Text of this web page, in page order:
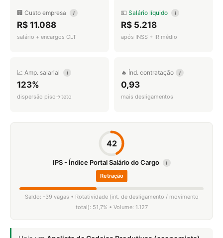
🏢 Custo empresa i
R$ 11.088
salário + encargos CLT
💵 Salário líquido i
R$ 5.218
após INSS + IR médio
📈 Amp. salarial i
123%
dispersão piso→teto
🔥 Índ. contratação i
0,93
mais desligamentos
42
IPS - Índice Portal Salário do Cargo i
Retração
Saldo: -39 vagas • Rotatividade (int. de desligamento / movimento
total): 51,7% • Volume: 1.127